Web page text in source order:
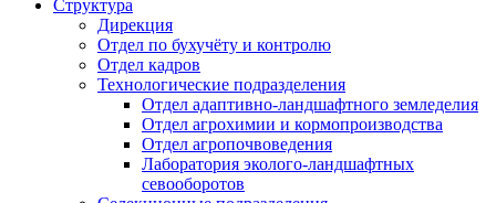
Структура
Дирекция
Отдел по бухучёту и контролю
Отдел кадров
Технологические подразделения
Отдел адаптивно-ландшафтного земледелия
Отдел агрохимии и кормопроизводства
Отдел агропочвоведения
Лаборатория эколого-ландшафтных
севооборотов